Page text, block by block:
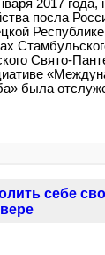
2017 года,
посла
Свято-
была
себе